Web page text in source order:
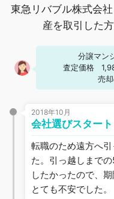
東急リバブル株式会
産を取引した
分譲マン
査定価格
売
2018年10月
会社選びスタート
転職のため遠方へ
た。引っ越しまで
したかったので、
とても不安でした。